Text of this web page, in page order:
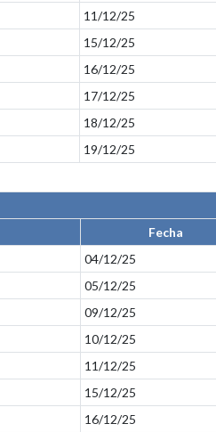
11/12/25
15/12/25
16/12/25
17/12/25
18/12/25
19/12/25
Fecha
04/12/25
05/12/25
09/12/25
10/12/25
11/12/25
15/12/25
16/12/25